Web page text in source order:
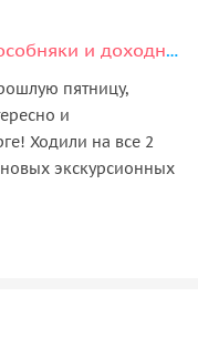
Дворики московские: дворцы, особняки и доходные дома столицы
пятницу,
и
Ходили на все 2
экскурсионных